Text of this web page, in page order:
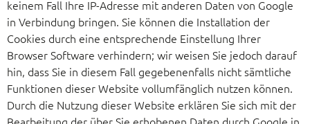
keinem Fall Ihre IP-Adresse mit anderen Daten von Google
in Verbindung bringen. Sie können die Installation der
Cookies durch eine entsprechende Einstellung Ihrer
Browser Software verhindern; wir weisen Sie jedoch darauf
hin, dass Sie in diesem Fall gegebenenfalls nicht sämtliche
Funktionen dieser Website vollumfänglich nutzen können.
Durch die Nutzung dieser Website erklären Sie sich mit der